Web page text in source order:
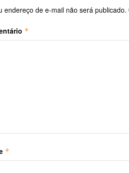
endereço de e-mail não será publicado.
*
*